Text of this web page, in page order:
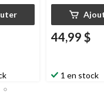
44,99 $
1 en stock